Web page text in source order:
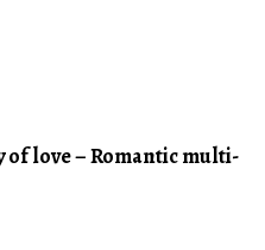
love – Romantic multi-